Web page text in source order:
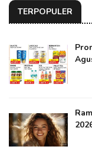
TERPOPULER